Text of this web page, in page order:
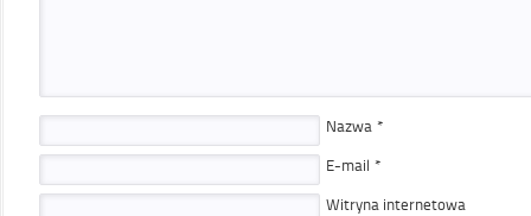
Nazwa *
E-mail *
Witryna internetowa